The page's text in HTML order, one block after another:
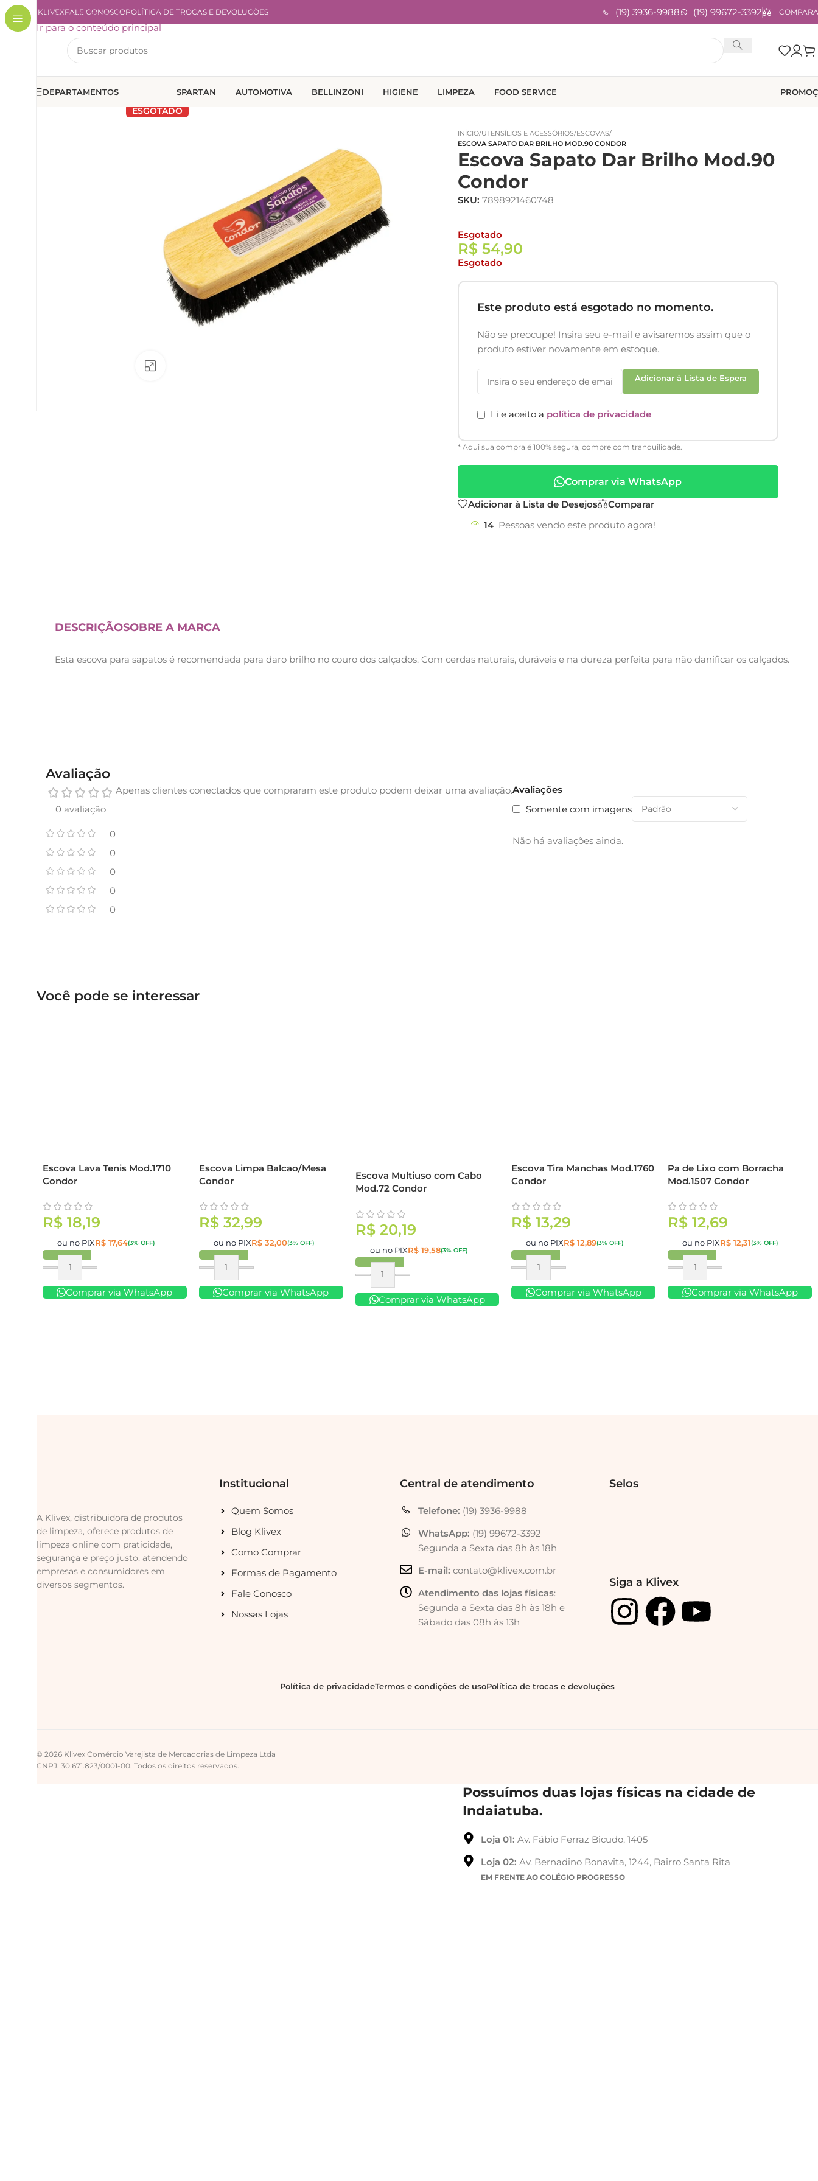
Ir para a navegação
Ir para o conteúdo principal
A KLIVEXFALE CONOSCOPOLÍTICA DE TROCAS E DEVOLUÇÕES (19) 3936-9988 (19) 99672-3392
DEPARTAMENTOS SPARTAN AUTOMOTIVA BELLINZONI HIGIENE LIMPEZA FOOD SERVICE
ESGOTADO
INÍCIO/UTENSÍLIOS E ACESSÓRIOS/ESCOVAS/
ESCOVA SAPATO DAR BRILHO MOD.90 CONDOR
Escova Sapato Dar Brilho Mod.90
Condor
SKU: 7898921460748
Esgotado
R$54,90
Esgotado
Este produto está esgotado no momento.
Não se preocupe! Insira seu e-mail e avisaremos assim que o
produto estiver novamente em estoque.
Adicionar à Lista de Espera
Li e aceito a política de privacidade
* Aqui sua compra é 100% segura, compre com tranquilidade.
Comprar via WhatsApp
Adicionar à Lista de Desejos
Comparar
14 Pessoas vendo este produto agora!
DESCRIÇÃOSOBRE A MARCA
Esta escova para sapatos é recomendada para daro brilho no couro dos calçados. Com cerdas naturais, duráveis e na dureza perfeita para não danificar os calçados.
Avaliação
0 avaliação
0
0
0
0
0
Avaliações
Somente com imagens
Não há avaliações ainda.
Apenas clientes conectados que compraram este produto podem deixar uma avaliação.
Você pode se interessar
Escova Lava Tenis Mod.1710
Condor
R$ 18,19
ou no PIXR$ 17,64(3% OFF)
Comprar
Comprar via WhatsApp
Escova Limpa Balcao/Mesa
Condor
R$32,99
ou no PIXR$32,00(3% OFF)
Comprar
Comprar via WhatsApp
Escova Multiuso com Cabo
Mod.72 Condor
R$20,19
ou no PIXR$19,58(3% OFF)
Comprar
Comprar via WhatsApp
Escova Tira Manchas Mod.1760
Condor
R$ 13,29
ou no PIXR$ 12,89(3% OFF)
Comprar
Comprar via WhatsApp
Pa de Lixo com Borracha
Mod.1507 Condor
R$ 12,69
ou no PIXR$ 12,31(3% OFF)
Comprar
Comprar via WhatsApp
A Klivex, distribuidora de produtos
de limpeza, oferece produtos de
limpeza online com praticidade,
segurança e preço justo, atendendo
empresas e consumidores em
diversos segmentos.
Institucional
Quem Somos
Blog Klivex
Como Comprar
Formas de Pagamento
Fale Conosco
Nossas Lojas
Central de atendimento
Telefone: (19) 3936-9988
WhatsApp: (19) 99672-3392
Segunda a Sexta das 8h às 18h
E-mail: contato@klivex.com.br
Atendimento das lojas físicas:
Segunda a Sexta das 8h às 18h e
Sábado das 08h às 13h
Selos
Siga a Klivex
Política de privacidadeTermos e condições de usoPolítica de trocas e devoluções
© 2026 Klivex Comércio Varejista de Mercadorias de Limpeza Ltda
CNPJ: 30.671.823/0001-00. Todos os direitos reservados.
Possuímos duas lojas físicas na cidade de
Indaiatuba.
Loja 01: Av. Fábio Ferraz Bicudo, 1405
Loja 02: Av. Bernadino Bonavita, 1244, Bairro Santa Rita
EM FRENTE AO COLÉGIO PROGRESSO